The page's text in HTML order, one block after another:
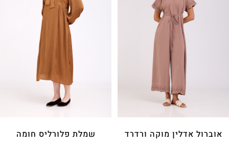
אוברול אדלין מוקה ורדרד שמלת פלורליס חומה